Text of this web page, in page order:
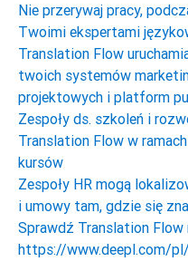
Nie przerywaj pracy,
Twoimi ekspertami
Translation Flow
twoich systemów
projektowych i platform
Zespoły ds. szkoleń i
Translation Flow w
kursów
Zespoły HR mogą
i umowy tam, gdzie się
Sprawdź Translation Flow
https://www.deepl.com/